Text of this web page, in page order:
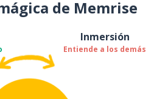
de Memrise
Inmersión
Entiende a los demás